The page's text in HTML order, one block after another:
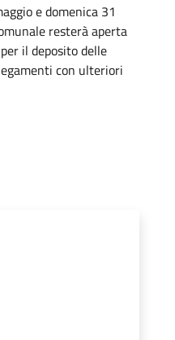
e domenica 31
resterà aperta
il deposito delle
con ulteriori